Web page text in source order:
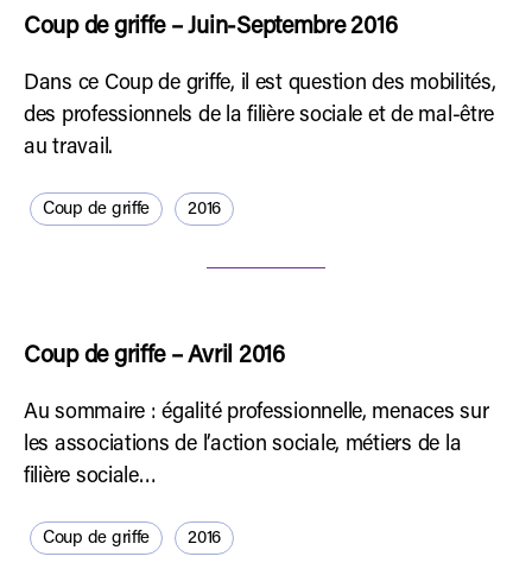
Coup de griffe – Juin-Septembre 2016
Dans ce Coup de griffe, il est question des mobilités,
des professionnels de la filière sociale et de mal-être
au travail.
Coup de griffe 2016
Coup de griffe – Avril 2016
Au sommaire : égalité professionnelle, menaces sur
les associations de l’action sociale, métiers de la
filière sociale…
Coup de griffe 2016